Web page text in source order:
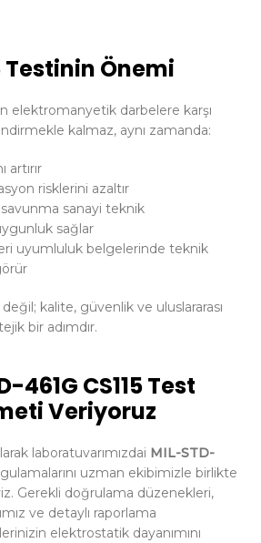
Testinin Önemi
elektromanyetik darbelere karşı
kalmaz, aynı zamanda:
artırır
risklerini azaltır
savunma sanayi teknik
sağlar
uyumluluk belgelerinde teknik
kalite, güvenlik ve uluslararası
bir adımdır.
461G CS115 Test
Veriyoruz
laboratuvarımızdai MIL-STD-
uzman ekibimizle birlikte
Gerekli doğrulama düzenekleri,
ve detaylı raporlama
elektrostatik dayanımını